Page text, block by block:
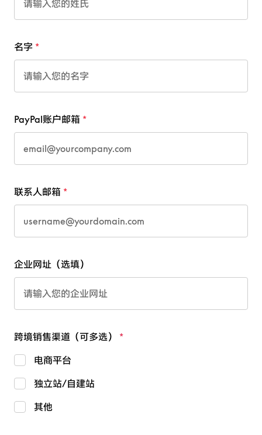
名字
PayPal账户邮箱
联系人邮箱
企业网址（选填）
跨境销售渠道（可多选）
电商平台
独立站/自建站
其他